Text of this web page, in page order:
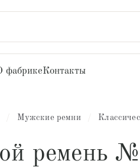
фабрикеКонтакты
Мужские ремни
ремень